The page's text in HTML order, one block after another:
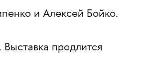
и Алексей Бойко.
. Выставка продлится